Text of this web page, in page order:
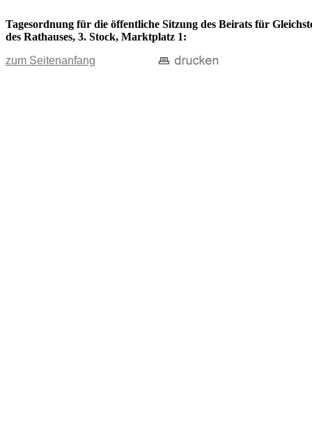
Tagesordnung für die öffentliche Sitzung des Beirats für
des Rathauses, 3. Stock, Marktplatz 1:
zum Seitenanfang